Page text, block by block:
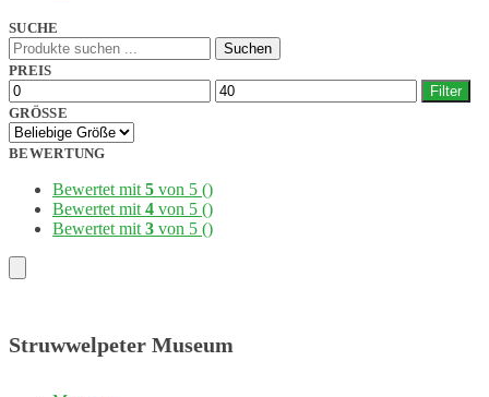
SUCHE
Suchen
nach:
Suchen
PREIS
Min.
Preis
Max.
Preis
Filter
GRÖSSE
BEWERTUNG
Bewertet mit 5 von 5 ()
Bewertet mit 4 von 5 ()
Bewertet mit 3 von 5 ()
Struwwelpeter Museum